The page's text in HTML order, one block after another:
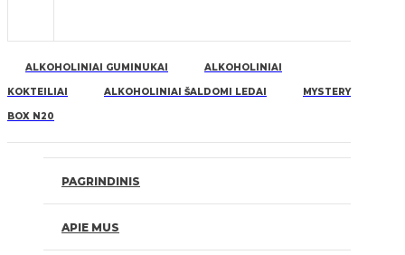
ALKOHOLINIAI GUMINUKAI ALKOHOLINIAI
KOKTEILIAI ALKOHOLINIAI ŠALDOMI LEDAI MYSTERY
BOX N20
PAGRINDINIS
APIE MUS